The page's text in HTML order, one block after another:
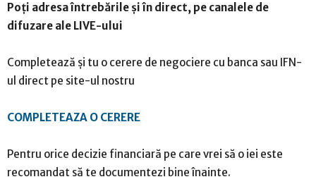
Poți adresa întrebările și în direct, pe canalele de
difuzare ale LIVE-ului
Completează și tu o cerere de negociere cu banca sau IFN-
ul direct pe site-ul nostru
COMPLETEAZA O CERERE
Pentru orice decizie financiară pe care vrei să o iei este
recomandat să te documentezi bine înainte.